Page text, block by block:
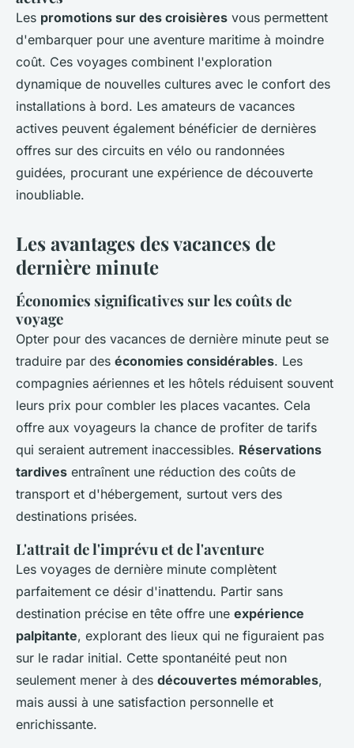
Les promotions sur des croisières vous permettent
d'embarquer pour une aventure maritime à moindre
coût. Ces voyages combinent l'exploration
dynamique de nouvelles cultures avec le confort des
installations à bord. Les amateurs de vacances
actives peuvent également bénéficier de dernières
offres sur des circuits en vélo ou randonnées
guidées, procurant une expérience de découverte
inoubliable.
Les avantages des vacances de
dernière minute
Économies significatives sur les coûts de
voyage
Opter pour des vacances de dernière minute peut se
traduire par des économies considérables. Les
compagnies aériennes et les hôtels réduisent souvent
leurs prix pour combler les places vacantes. Cela
offre aux voyageurs la chance de profiter de tarifs
qui seraient autrement inaccessibles. Réservations
tardives entraînent une réduction des coûts de
transport et d'hébergement, surtout vers des
destinations prisées.
L'attrait de l'imprévu et de l'aventure
Les voyages de dernière minute complètent
parfaitement ce désir d'inattendu. Partir sans
destination précise en tête offre une expérience
palpitante, explorant des lieux qui ne figuraient pas
sur le radar initial. Cette spontanéité peut non
seulement mener à des découvertes mémorables,
mais aussi à une satisfaction personnelle et
enrichissante.